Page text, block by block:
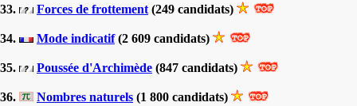
33. Forces de frottement (249 candidats)
34. Mode indicatif(2 609 candidats)
35. Poussée d'Archimède (847 candidats)
36. Nombres naturels (1 800 candidats)